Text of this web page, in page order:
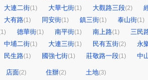
大連二街(1) 大華七街(1) 大觀路三段(2)
大有路(1) 同安街(1) 鎮三街(1) 泰山街(1)
德華街(1) 南平街(1) 南上路(1)
三民
中埔二街(1) 大連三街(1) 民有五街(2)
永
民生路(1) 國強七街(1) 莊敬路一段(1) 中
店面(2) 住辦(2) 土地(3)